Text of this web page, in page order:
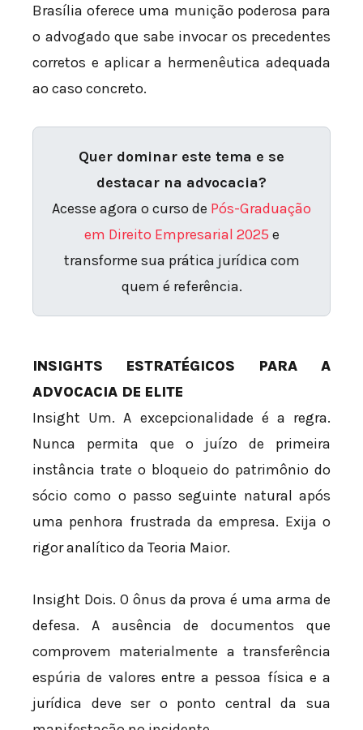
Brasília oferece uma munição poderosa para
o advogado que sabe invocar os precedentes
corretos e aplicar a hermenêutica adequada
ao caso concreto.
Quer dominar este tema e se
destacar na advocacia?
Acesse agora o curso de Pós-Graduação
em Direito Empresarial 2025 e
transforme sua prática jurídica com
quem é referência.
INSIGHTS ESTRATÉGICOS PARA A
ADVOCACIA DE ELITE
Insight Um. A excepcionalidade é a regra.
Nunca permita que o juízo de primeira
instância trate o bloqueio do patrimônio do
sócio como o passo seguinte natural após
uma penhora frustrada da empresa. Exija o
rigor analítico da Teoria Maior.
Insight Dois. O ônus da prova é uma arma de
defesa. A ausência de documentos que
comprovem materialmente a transferência
espúria de valores entre a pessoa física e a
jurídica deve ser o ponto central da sua